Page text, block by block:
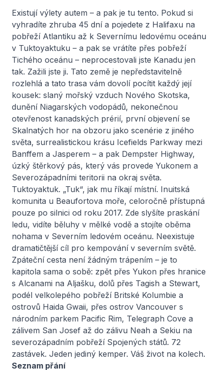
Existují výlety autem – a pak je tu tento. Pokud si
vyhradíte zhruba 45 dní a pojedete z Halifaxu na
pobřeží Atlantiku až k Severnímu ledovému oceánu
v Tuktoyaktuku – a pak se vrátíte přes pobřeží
Tichého oceánu – neprocestovali jste Kanadu jen
tak. Zažili jste ji. Tato země je nepředstavitelně
rozlehlá a tato trasa vám dovolí pocítit každý její
kousek: slaný mořský vzduch Nového Skotska,
dunění Niagarských vodopádů, nekonečnou
otevřenost kanadských prérií, první objevení se
Skalnatých hor na obzoru jako scenérie z jiného
světa, surrealistickou krásu Icefields Parkway mezi
Banffem a Jasperem – a pak Dempster Highway,
úzký štěrkový pás, který vás provede Yukonem a
Severozápadními teritorii na okraj světa.
Tuktoyaktuk. „Tuk“, jak mu říkají místní. Inuitská
komunita u Beaufortova moře, celoročně přístupná
pouze po silnici od roku 2017. Zde slyšíte praskání
ledu, vidíte běluhy v mělké vodě a stojíte oběma
nohama v Severním ledovém oceánu. Neexistuje
dramatičtější cíl pro kempování v severním světě.
Zpáteční cesta není žádným trápením – je to
kapitola sama o sobě: zpět přes Yukon přes hranice
s Alcanami na Aljašku, dolů přes Tagish a Stewart,
podél velkolepého pobřeží Britské Kolumbie a
ostrovů Haida Gwaii, přes ostrov Vancouver s
národním parkem Pacific Rim, Telegraph Cove a
zálivem San Josef až do zálivu Neah a Sekiu na
severozápadním pobřeží Spojených států. 72
zastávek. Jeden jediný kemper. Váš život na kolech.
Seznam přání